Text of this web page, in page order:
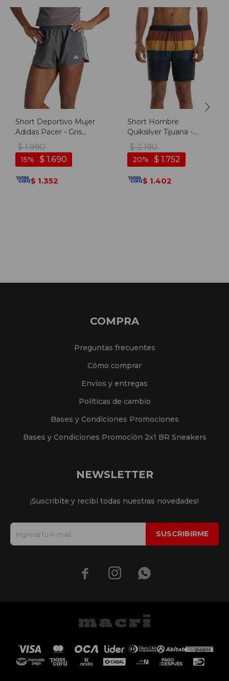
Short Deportivo Mujer
Adidas Pacer - Gris
Oscuro-blanco
$ 1.990
$ 1.690
15
$ 1.352
Short Hombre
Quiksilver Tijuana -
Multicolor
$ 2.190
$ 1.752
20
$ 1.402
COMPRA
Preguntas frecuentes
Cómo comprar
Envíos y entregas
Políticas de cambio
Bases y Condiciones Promociones
Bases y Condiciones Promoción 2x1 BR Sneakers
NEWSLETTER
¡Suscribite y recibí todas nuestras novedades!
SUSCRIBIRME
  